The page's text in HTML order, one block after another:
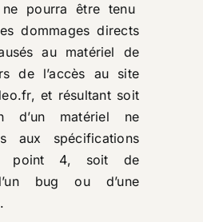
pourra être tenu
dommages directs
au matériel de
de l’accès au site
, et résultant soit
d’un matériel ne
aux spécifications
point 4, soit de
bug ou d’une